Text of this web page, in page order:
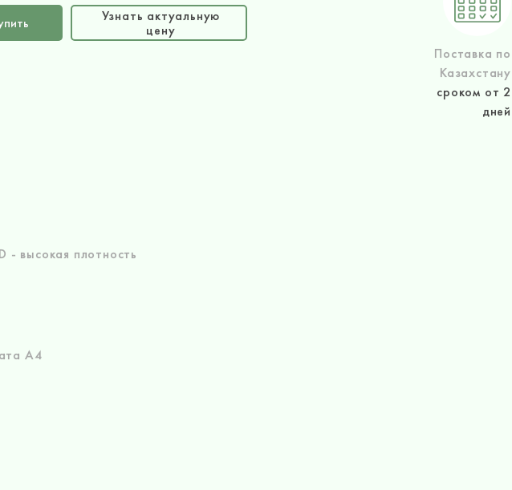
пациента. Так, бумага ЭКГ
в заданном временном отрезке
Узнать актуальную
цену
- высокая плотность
А4
Поставка по
Казахстану
сроком от 2
дней